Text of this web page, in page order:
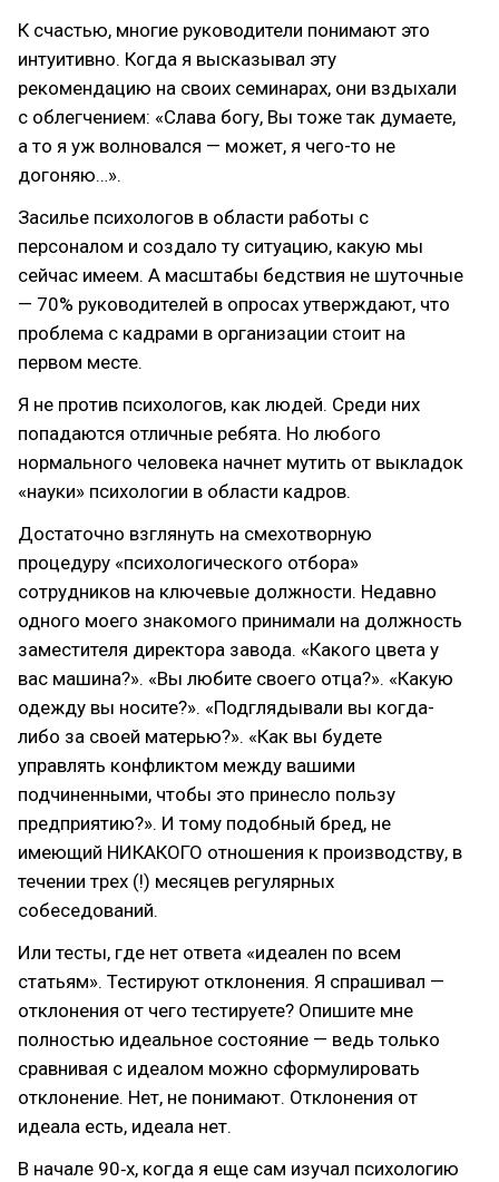
К счастью, многие руководители понимают это
интуитивно. Когда я высказывал эту
рекомендацию на своих семинарах, они вздыхали
с облегчением: «Слава богу, Вы тоже так думаете,
а то я уж волновался — может, я чего-то не
догоняю…».
Засилье психологов в области работы с
персоналом и создало ту ситуацию, какую мы
сейчас имеем. А масштабы бедствия не шуточные
— 70% руководителей в опросах утверждают, что
проблема с кадрами в организации стоит на
первом месте.
Я не против психологов, как людей. Среди них
попадаются отличные ребята. Но любого
нормального человека начнет мутить от выкладок
«науки» психологии в области кадров.
Достаточно взглянуть на смехотворную
процедуру «психологического отбора»
сотрудников на ключевые должности. Недавно
одного моего знакомого принимали на должность
заместителя директора завода. «Какого цвета у
вас машина?». «Вы любите своего отца?». «Какую
одежду вы носите?». «Подглядывали вы когда-
либо за своей матерью?». «Как вы будете
управлять конфликтом между вашими
подчиненными, чтобы это принесло пользу
предприятию?». И тому подобный бред, не
имеющий НИКАКОГО отношения к производству, в
течении трех (!) месяцев регулярных
собеседований.
Или тесты, где нет ответа «идеален по всем
статьям». Тестируют отклонения. Я спрашивал —
отклонения от чего тестируете? Опишите мне
полностью идеальное состояние — ведь только
сравнивая с идеалом можно сформулировать
отклонение. Нет, не понимают. Отклонения от
идеала есть, идеала нет.
В начале 90‑х, когда я еще сам изучал психологию